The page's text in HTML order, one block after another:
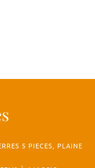
5 PIECES, PLAINE